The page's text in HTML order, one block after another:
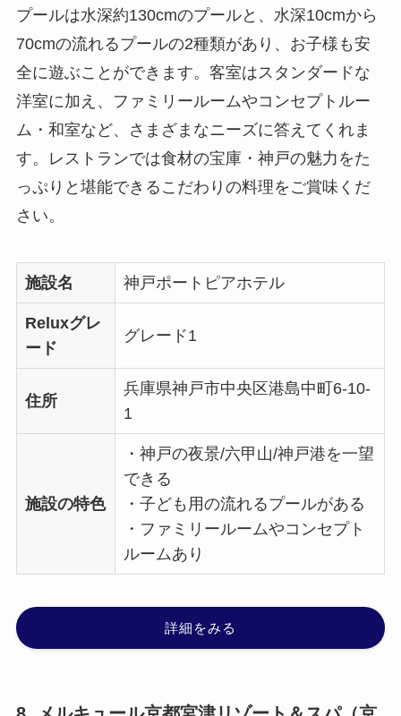
プールは水深約130cmのプールと、水深10cmから
70cmの流れるプールの2種類があり、お子様も安
全に遊ぶことができます。客室はスタンダードな
洋室に加え、ファミリールームやコンセプトルー
ム・和室など、さまざまなニーズに答えてくれま
す。レストランでは食材の宝庫・神戸の魅力をた
っぷりと堪能できるこだわりの料理をご賞味くだ
さい。
施設名 神戸ポートピアホテル
Reluxグレ
ード
グレード1
住所
兵庫県神戸市中央区港島中町6-10-
1
施設の特色
・神戸の夜景/六甲山/神戸港を一望
できる
・子ども用の流れるプールがある
・ファミリールームやコンセプト
ルームあり
詳細をみる